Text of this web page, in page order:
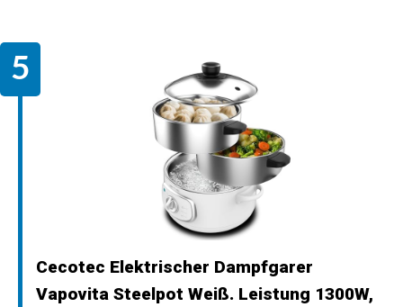
Cecotec Elektrischer Dampfgarer
Vapovita Steelpot Weiß. Leistung 1300W,